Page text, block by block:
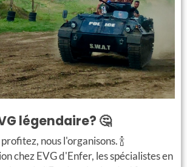
de Budapest
de continuer la soirée sans avoir froid?
avec une activité qui vous
doute:le Parcours de défis (Attention:
forts!! 😈 )
légendaire? 🤔
nous l'organisons. 🍾
chez EVG d'Enfer, les spécialistes en